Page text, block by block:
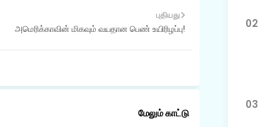
புதியது
அமெரிக்காவின் மிகவும் வயதான பெண் உயிரிழப்பு!
மேலும் காட்டு